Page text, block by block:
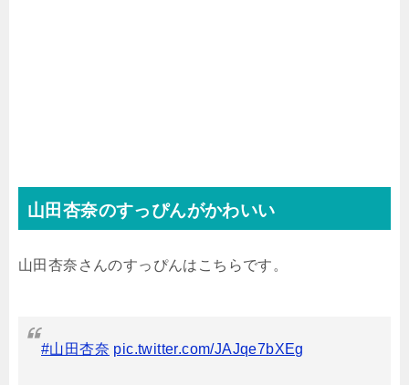
山田杏奈のすっぴんがかわいい
山田杏奈さんのすっぴんはこちらです。
#山田杏奈 pic.twitter.com/JAJqe7bXEg